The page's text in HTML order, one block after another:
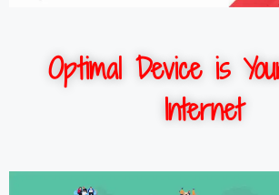
Optimal Device is
Internet